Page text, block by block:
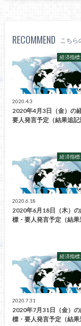
RECOMMEND こちら
経済指標
2020.4.3
2020年4月3日（金）の
要人発言予定（結果追記
経済指標
2020.6.18
2020年6月18日（木）
標・要人発言予定（結果
経済指標
2020.7.31
2020年7月31日（金）
標・要人発言予定（結果